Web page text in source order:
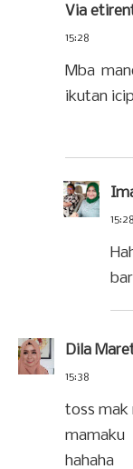
Via
15:28
Mba
ikutan
15:28
Dila
15:38
toss mak
hahaha